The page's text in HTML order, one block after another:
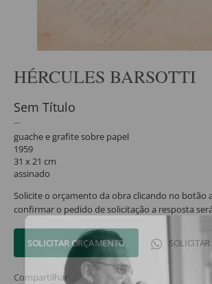
HÉRCULES BARSOTTI
Sem Título
guache e grafite sobre papel
1959
31 x 21 cm
assinado
Solicite o orçamento da obra clicando no botão
confirmar o pedido de solicitação a resposta
SOLICITAR ORÇAMENTO
Compartilhar